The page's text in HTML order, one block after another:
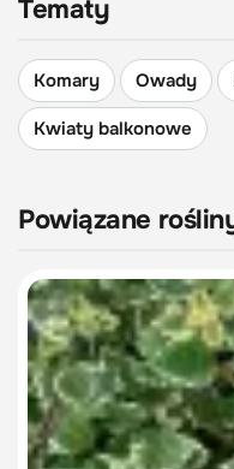
Tematy
Komary Owady
Kwiaty balkonowe
Powiązane